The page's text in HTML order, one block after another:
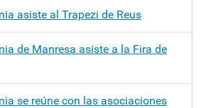
asiste al Trapezi de Reus
de Manresa asiste a la Fira de
se reúne con las asociaciones